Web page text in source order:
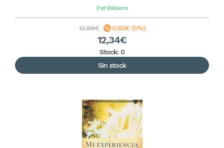
Pat Williams
12,99€ 0,65€ (5%)
12,34€
Stock: 0
Sin stock